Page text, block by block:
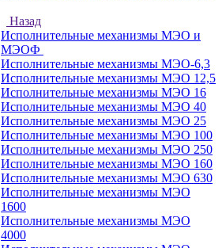
Назад
Исполнительные механизмы МЭО и
МЭОФ
Исполнительные механизмы МЭО-6,3
Исполнительные механизмы МЭО 12,5
Исполнительные механизмы МЭО 16
Исполнительные механизмы МЭО 40
Исполнительные механизмы МЭО 25
Исполнительные механизмы МЭО 100
Исполнительные механизмы МЭО 250
Исполнительные механизмы МЭО 160
Исполнительные механизмы МЭО 630
Исполнительные механизмы МЭО
1600
Исполнительные механизмы МЭО
4000